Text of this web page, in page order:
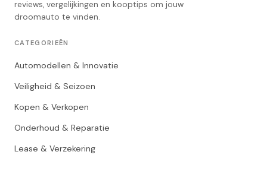
reviews, vergelijkingen en kooptips om jouw
droomauto te vinden.
CATEGORIEËN
Automodellen & Innovatie
Veiligheid & Seizoen
Kopen & Verkopen
Onderhoud & Reparatie
Lease & Verzekering